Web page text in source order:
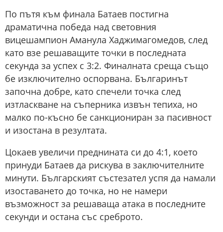
По пътя към финала Батаев постигна
драматична победа над световния
вицешампион Аманула Хаджимагомедов, след
като взе решаващите точки в последната
секунда за успех с 3:2. Финалната среща също
бе изключително оспорвана. Българинът
започна добре, като спечели точка след
изтласкване на съперника извън тепиха, но
малко по-късно бе санкциониран за пасивност
и изостана в резултата.
Цокаев увеличи преднината си до 4:1, което
принуди Батаев да рискува в заключителните
минути. Българският състезател успя да намали
изоставането до точка, но не намери
възможност за решаваща атака в последните
секунди и остана със среброто.